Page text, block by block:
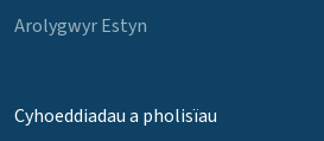
Arolygwyr Estyn
Cyhoeddiadau a pholisïau